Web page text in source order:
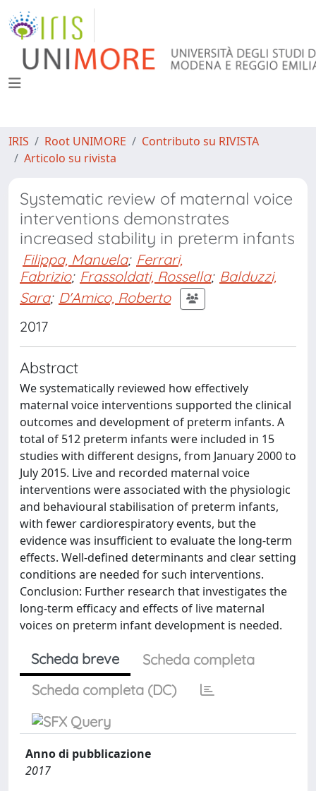
IRIS Root UNIMORE
Contributo su RIVISTA
Articolo su rivista
Systematic review of maternal voice
interventions demonstrates
increased stability in preterm infants
Filippa, Manuela; Ferrari,
Fabrizio; Frassoldati, Rossella; Balduzzi,
Sara; D'Amico, Roberto
2017
Abstract
We systematically reviewed how effectively
maternal voice interventions supported the clinical
outcomes and development of preterm infants. A
total of 512 preterm infants were included in 15
studies with different designs, from January 2000 to
July 2015. Live and recorded maternal voice
interventions were associated with the physiologic
and behavioural stabilisation of preterm infants,
with fewer cardiorespiratory events, but the
evidence was insufficient to evaluate the long-term
effects. Well-defined determinants and clear setting
conditions are needed for such interventions.
Conclusion: Further research that investigates the
long-term efficacy and effects of live maternal
voices on preterm infant development is needed.
Scheda breve
Scheda completa
Scheda completa (DC)
Anno di pubblicazione
2017